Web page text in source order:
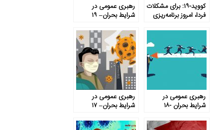
کووید-۱۹: برای مشکلات
فردا، امروز برنامه‌ریزی
رهبری عمومی در
شرایط بحران– ۱۹
رهبری عمومی در
شرایط بحران -۱۸
رهبری عمومی در
شرایط بحران– ۱۷